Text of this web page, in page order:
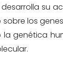
desarrolla su
los
genética